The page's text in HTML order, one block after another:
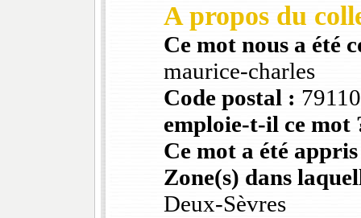
A propos du
Ce mot nous a été
maurice-charles
Code postal :
emploie-t-il ce mot
Ce mot a été
Zone(s) dans
Deux-Sèvres